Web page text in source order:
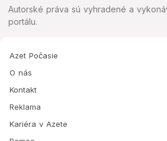
Autorské práva sú vyhradené a
portálu.
Azet Počasie
O nás
Kontakt
Reklama
Kariéra v Azete